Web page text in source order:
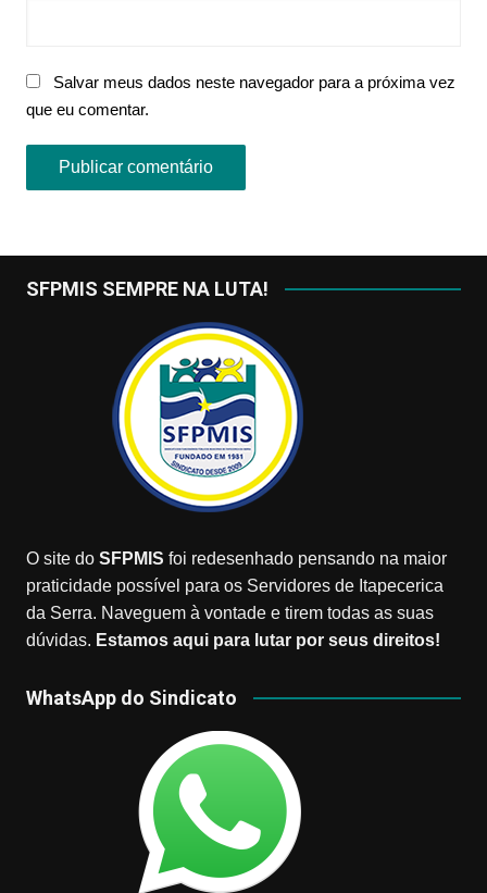
Salvar meus dados neste navegador para a próxima vez
que eu comentar.
SFPMIS SEMPRE NA LUTA!
O site do SFPMIS foi redesenhado pensando na maior
praticidade possível para os Servidores de Itapecerica
da Serra. Naveguem à vontade e tirem todas as suas
dúvidas. Estamos aqui para lutar por seus direitos!
WhatsApp do Sindicato